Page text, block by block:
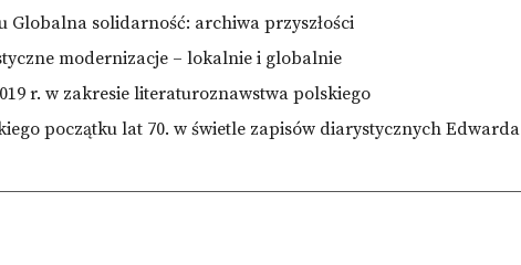
solidarność: archiwa przyszłości
modernizacje – lokalnie i globalnie
r. w zakresie literaturoznawstwa polskiego
początku lat 70. w świetle zapisów diarystycznych Edwarda